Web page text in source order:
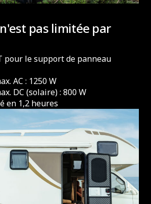
pas limitée par
pour le support de panneau
AC : 1250 W
DC (solaire) : 800 W
en 1,2 heures